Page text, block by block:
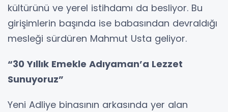
kültürünü ve yerel istihdamı da besliyor. Bu
girişimlerin başında ise babasından devraldığı
mesleği sürdüren Mahmut Usta geliyor.
“30 Yıllık Emekle Adıyaman’a Lezzet
Sunuyoruz”
Yeni Adliye binasının arkasında yer alan